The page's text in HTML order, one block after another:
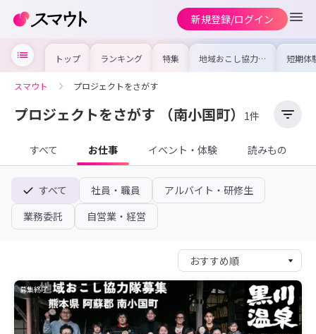
新規登録/ログイン
トップ ランキング 特集 地域おこし協力隊
の求人やイベント
を集めました！仕
けよう
短期体
り〜数
域を知
スマウト プロジェクトをさがす
プロジェクトをさがす （南小国町） 1件
すべて お仕事 イベント・体験 読みもの
すべて 社員・職員
アルバイト・研修生
業務委託
自営業・経営
募集終了